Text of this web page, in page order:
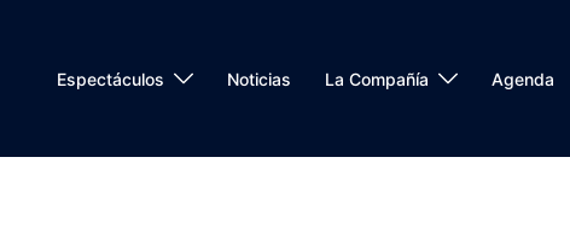
Espectáculos Noticias La Compañía Agenda